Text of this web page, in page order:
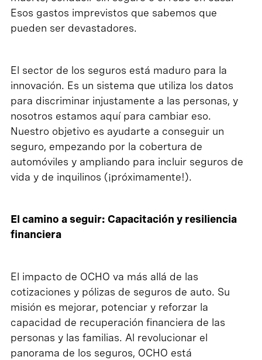
Esos gastos imprevistos que sabemos que
pueden ser devastadores.
El sector de los seguros está maduro para la
innovación. Es un sistema que utiliza los datos
para discriminar injustamente a las personas, y
nosotros estamos aquí para cambiar eso.
Nuestro objetivo es ayudarte a conseguir un
seguro, empezando por la cobertura de
automóviles y ampliando para incluir seguros de
vida y de inquilinos (¡próximamente!).
El camino a seguir: Capacitación y resiliencia
financiera
El impacto de OCHO va más allá de las
cotizaciones y pólizas de seguros de auto. Su
misión es mejorar, potenciar y reforzar la
capacidad de recuperación financiera de las
personas y las familias. Al revolucionar el
panorama de los seguros, OCHO está